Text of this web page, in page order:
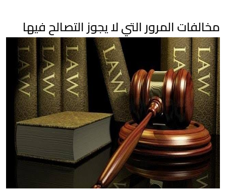
مخالفات المرور التي لا يجوز التصالح فيها